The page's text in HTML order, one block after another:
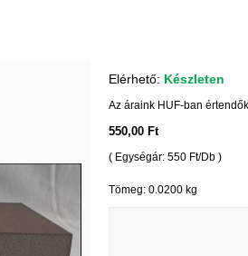
Elérhető: Készleten
Az áraink HUF-ban
550,00 Ft
( Egységár: 550 Ft/Db )
Tömeg: 0.0200 kg